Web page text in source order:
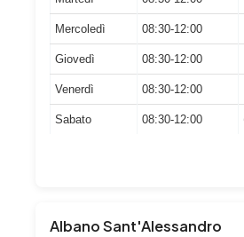
Mercoledì 08:30-12:00
Giovedì 08:30-12:00
Venerdì 08:30-12:00
Sabato 08:30-12:00
Albano Sant'Alessandro